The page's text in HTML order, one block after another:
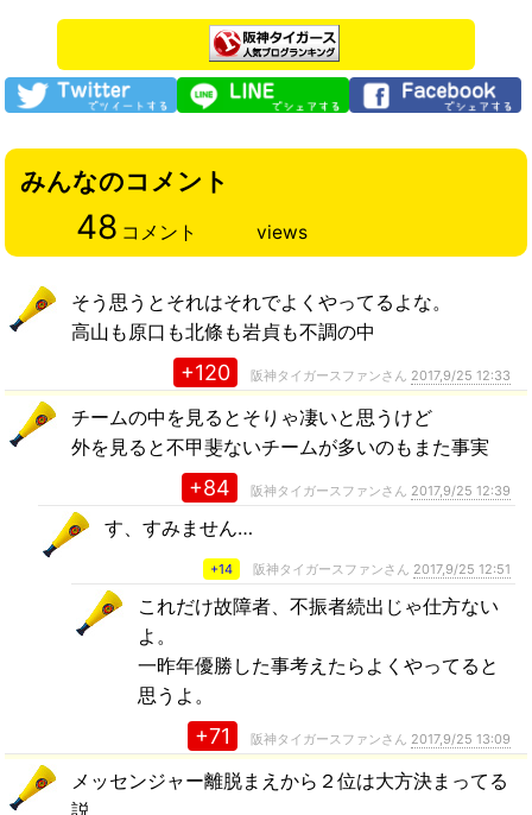
みんなのコメント
48 コメント views
そう思うとそれはそれでよくやってるよな。
高山も原口も北條も岩貞も不調の中
+120 阪神タイガースファンさん 2017,9/25 12:33
チームの中を見るとそりゃ凄いと思うけど
外を見ると不甲斐ないチームが多いのもまた事実
+84 阪神タイガースファンさん 2017,9/25 12:39
す、すみません…
+14 阪神タイガースファンさん 2017,9/25 12:51
これだけ故障者、不振者続出じゃ仕方ない
よ。
一昨年優勝した事考えたらよくやってると
思うよ。
+71 阪神タイガースファンさん 2017,9/25 13:09
メッセンジャー離脱まえから２位は大方決まってる